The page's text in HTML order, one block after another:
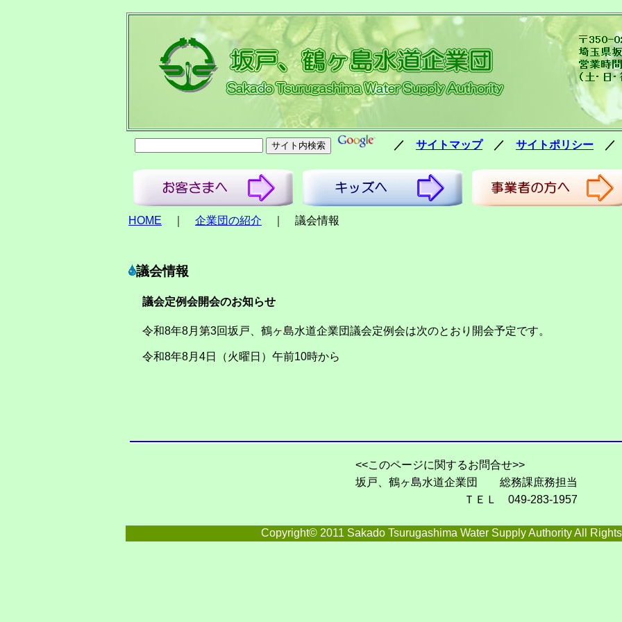
／ サイトマップ／ サイトポリシー ／
HOME 企業団の紹介 ｜ 議会情報
議会情報
議会定例会開会のお知らせ
令和8年8月第3回坂戸、鶴ヶ島水道企業団議会定例会は次のとおり開会予定です。
令和8年8月4日（火曜日）午前10時から
<<このページに関するお問合せ>>
坂戸、鶴ヶ島水道企業団 総務課庶務担当
ＴＥＬ 049-283-1957
Copyright© 2011 Sakado Tsurugashima Water Supply Authority All